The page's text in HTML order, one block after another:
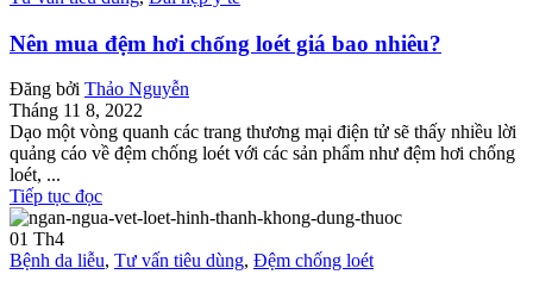
Nên mua đệm hơi chống loét giá bao nhiêu?
Đăng bởi Thảo Nguyễn
Tháng 11 8, 2022
Dạo một vòng quanh các trang thương mại điện tử sẽ thấy nhiều lời
quảng cáo về đệm chống loét với các sản phẩm như đệm hơi chống
loét, ...
Tiếp tục đọc
01 Th4
Bệnh da liễu, Tư vấn tiêu dùng, Đệm chống loét